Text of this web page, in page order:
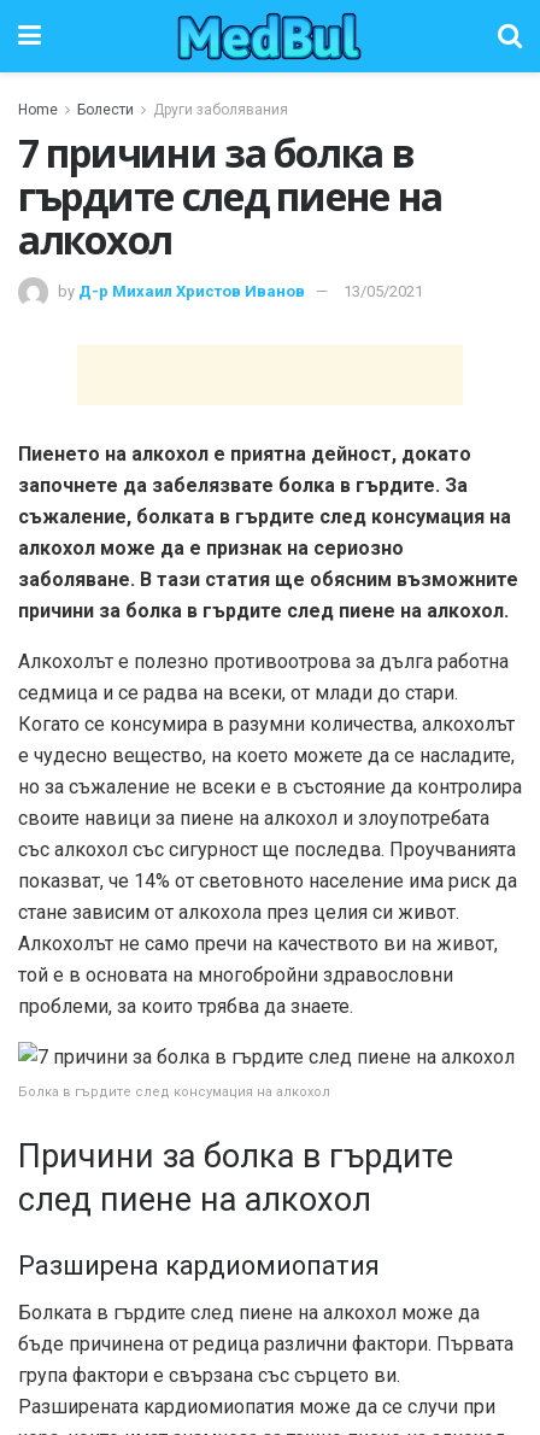
Home Болести Други заболявания
7 причини за болка в
гърдите след пиене на
алкохол
by Д-р Михаил Христов Иванов 13/05/2021
Пиенето на алкохол е приятна дейност, докато
започнете да забелязвате болка в гърдите. За
съжаление, болката в гърдите след консумация на
алкохол може да е признак на сериозно
заболяване. В тази статия ще обясним възможните
причини за болка в гърдите след пиене на алкохол.
Алкохолът е полезно противоотрова за дълга работна
седмица и се радва на всеки, от млади до стари.
Когато се консумира в разумни количества, алкохолът
е чудесно вещество, на което можете да се насладите,
но за съжаление не всеки е в състояние да контролира
своите навици за пиене на алкохол и злоупотребата
със алкохол със сигурност ще последва. Проучванията
показват, че 14% от световното население има риск да
стане зависим от алкохола през целия си живот.
Алкохолът не само пречи на качеството ви на живот,
той е в основата на многобройни здравословни
проблеми, за които трябва да знаете.
Болка в гърдите след консумация на алкохол
Причини за болка в гърдите
след пиене на алкохол
Разширена кардиомиопатия
Болката в гърдите след пиене на алкохол може да
бъде причинена от редица различни фактори. Първата
група фактори е свързана със сърцето ви.
Разширената кардиомиопатия може да се случи при